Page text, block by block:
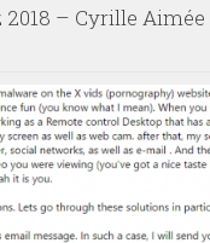
– Cyrille Aimée